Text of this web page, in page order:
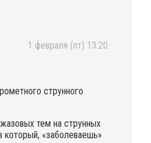
1 февраля (пт) 13:20
струнного
тем на струнных
который, «заболеваешь»